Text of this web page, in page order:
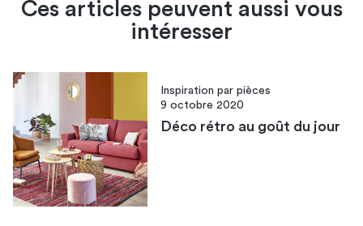
Ces articles peuvent aussi vous
intéresser
Inspiration par pièces
9 octobre 2020
Déco rétro au goût du jour